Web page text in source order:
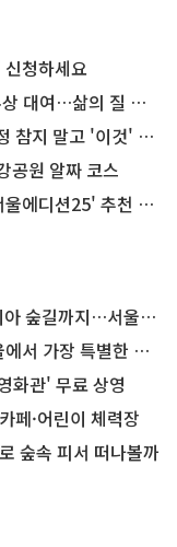
청하세요
…삶의 질 높인다
고 '이것' 해보세요!
공원 알짜 코스
디션25' 추천 코스
…서울둘레길 15코스
별한 편의점의 정체
화관' 무료 상영
페·어린이 체력장
숲속 피서 떠나볼까